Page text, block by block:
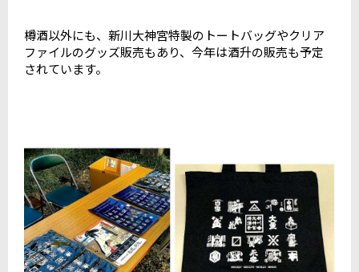
樽酒以外にも、新川大神宮特製のトートバッグやクリア
ファイルのグッズ販売もあり、今年は酒升の販売も予定
されています。